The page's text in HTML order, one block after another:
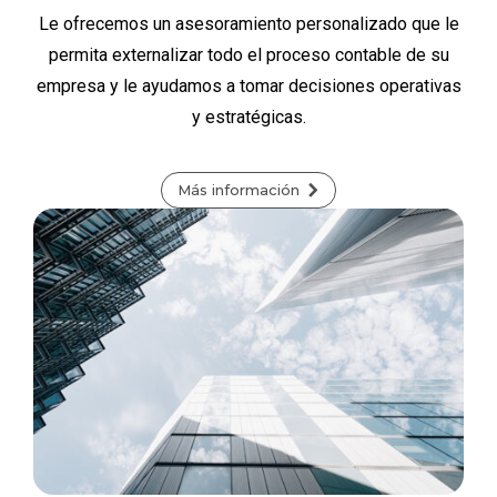
Le ofrecemos un asesoramiento personalizado que le
permita externalizar todo el proceso contable de su
empresa y le ayudamos a tomar decisiones operativas
y estratégicas.
Más información